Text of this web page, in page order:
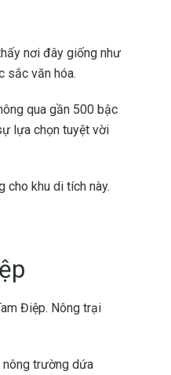
nơi đây giống như
sắc văn hóa.
qua gần 500 bậc
lựa chọn tuyệt vời
cho khu di tích này.
Điệp. Nông trại
nông trường dứa